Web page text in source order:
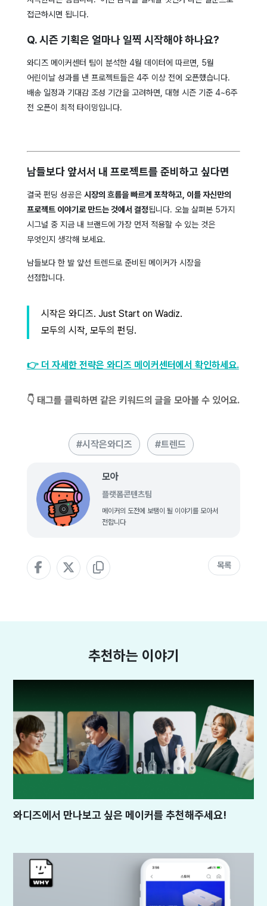
접근하시면 됩니다.
Q. 시즌 기획은 얼마나 일찍 시작해야 하나요?
와디즈 메이커센터 팀이 분석한 4월 데이터에 따르면, 5월
어린이날 성과를 낸 프로젝트들은 4주 이상 전에 오픈했습니다.
배송 일정과 기대감 조성 기간을 고려하면, 대형 시즌 기준 4~6주
전 오픈이 최적 타이밍입니다.
남들보다 앞서서 내 프로젝트를 준비하고 싶다면
결국 펀딩 성공은 시장의 흐름을 빠르게 포착하고, 이를 자신만의
프로젝트 이야기로 만드는 것에서 결정됩니다. 오늘 살펴본 5가지
시그널 중 지금 내 브랜드에 가장 먼저 적용할 수 있는 것은
무엇인지 생각해 보세요.
남들보다 한 발 앞선 트렌드로 준비된 메이커가 시장을
선점합니다.
시작은 와디즈. Just Start on Wadiz.
모두의 시작, 모두의 펀딩.
👉 더 자세한 전략은 와디즈 메이커센터에서 확인하세요.
👇 태그를 클릭하면 같은 키워드의 글을 모아볼 수 있어요.
시작은와디즈 트렌드
모아
플랫폼콘텐츠팀
메이커의 도전에 보탬이 될 이야기를 모아서
전합니다
목록
추천하는 이야기
와디즈에서 만나보고 싶은 메이커를 추천해주세요!